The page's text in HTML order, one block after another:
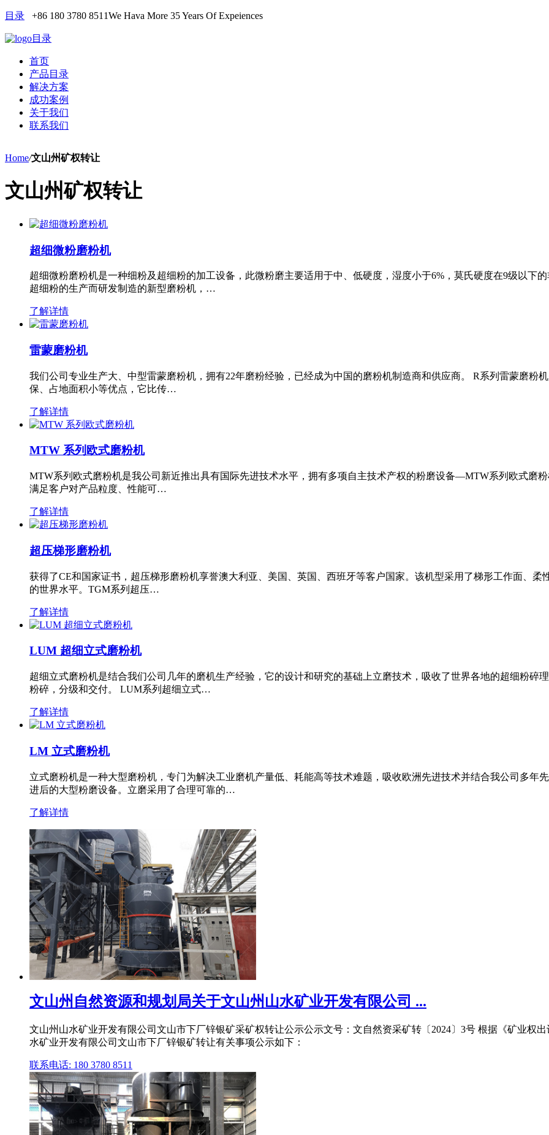
目录 +86 180 3780 8511We Hava More 35 Years Of Expeiences
目录
首页
产品目录
解决方案
成功案例
关于我们
联系我们
Home/文山州矿权转让
文山州矿权转让
超细微粉磨粉机
超细微粉磨粉机是一种细粉及超细粉的加工设备，此微粉磨主要适用于中、低硬度，湿度小于6%，莫氏硬度在9级以下
超细粉的生产而研发制造的新型磨粉机，…
了解详情
雷蒙磨粉机
我们公司专业生产大、中型雷蒙磨粉机，拥有22年磨粉经验，已经成为中国的磨粉机制造商和供应商。 R系列雷蒙磨粉
保、占地面积小等优点，它比传…
了解详情
MTW 系列欧式磨粉机
MTW系列欧式磨粉机是我公司新近推出具有国际先进技术水平，拥有多项自主技术产权的粉磨设备—MTW系列欧式磨
满足客户对产品粒度、性能可…
了解详情
超压梯形磨粉机
获得了CE和国家证书，超压梯形磨粉机享誉澳大利亚、美国、英国、西班牙等客户国家。该机型采用了梯形工作面、
的世界水平。TGM系列超压…
了解详情
LUM 超细立式磨粉机
超细立式磨粉机是结合我们公司几年的磨机生产经验，它的设计和研究的基础上立磨技术，吸收了世界各地的超细粉碎
粉碎，分级和交付。 LUM系列超细立式…
了解详情
LM 立式磨粉机
立式磨粉机是一种大型磨粉机，专门为解决工业磨机产量低、耗能高等技术难题，吸收欧洲先进技术并结合我公司多年
进后的大型粉磨设备。立磨采用了合理可靠的…
了解详情
文山州自然资源和规划局关于文山州山水矿业开发有限公司 ...
文山州山水矿业开发有限公司文山市下厂锌银矿采矿权转让公示公示文号：文自然资采矿转〔2024〕3号 根据《矿业权
水矿业开发有限公司文山市下厂锌银矿转让有关事项公示如下：
联系电话: 180 3780 8511